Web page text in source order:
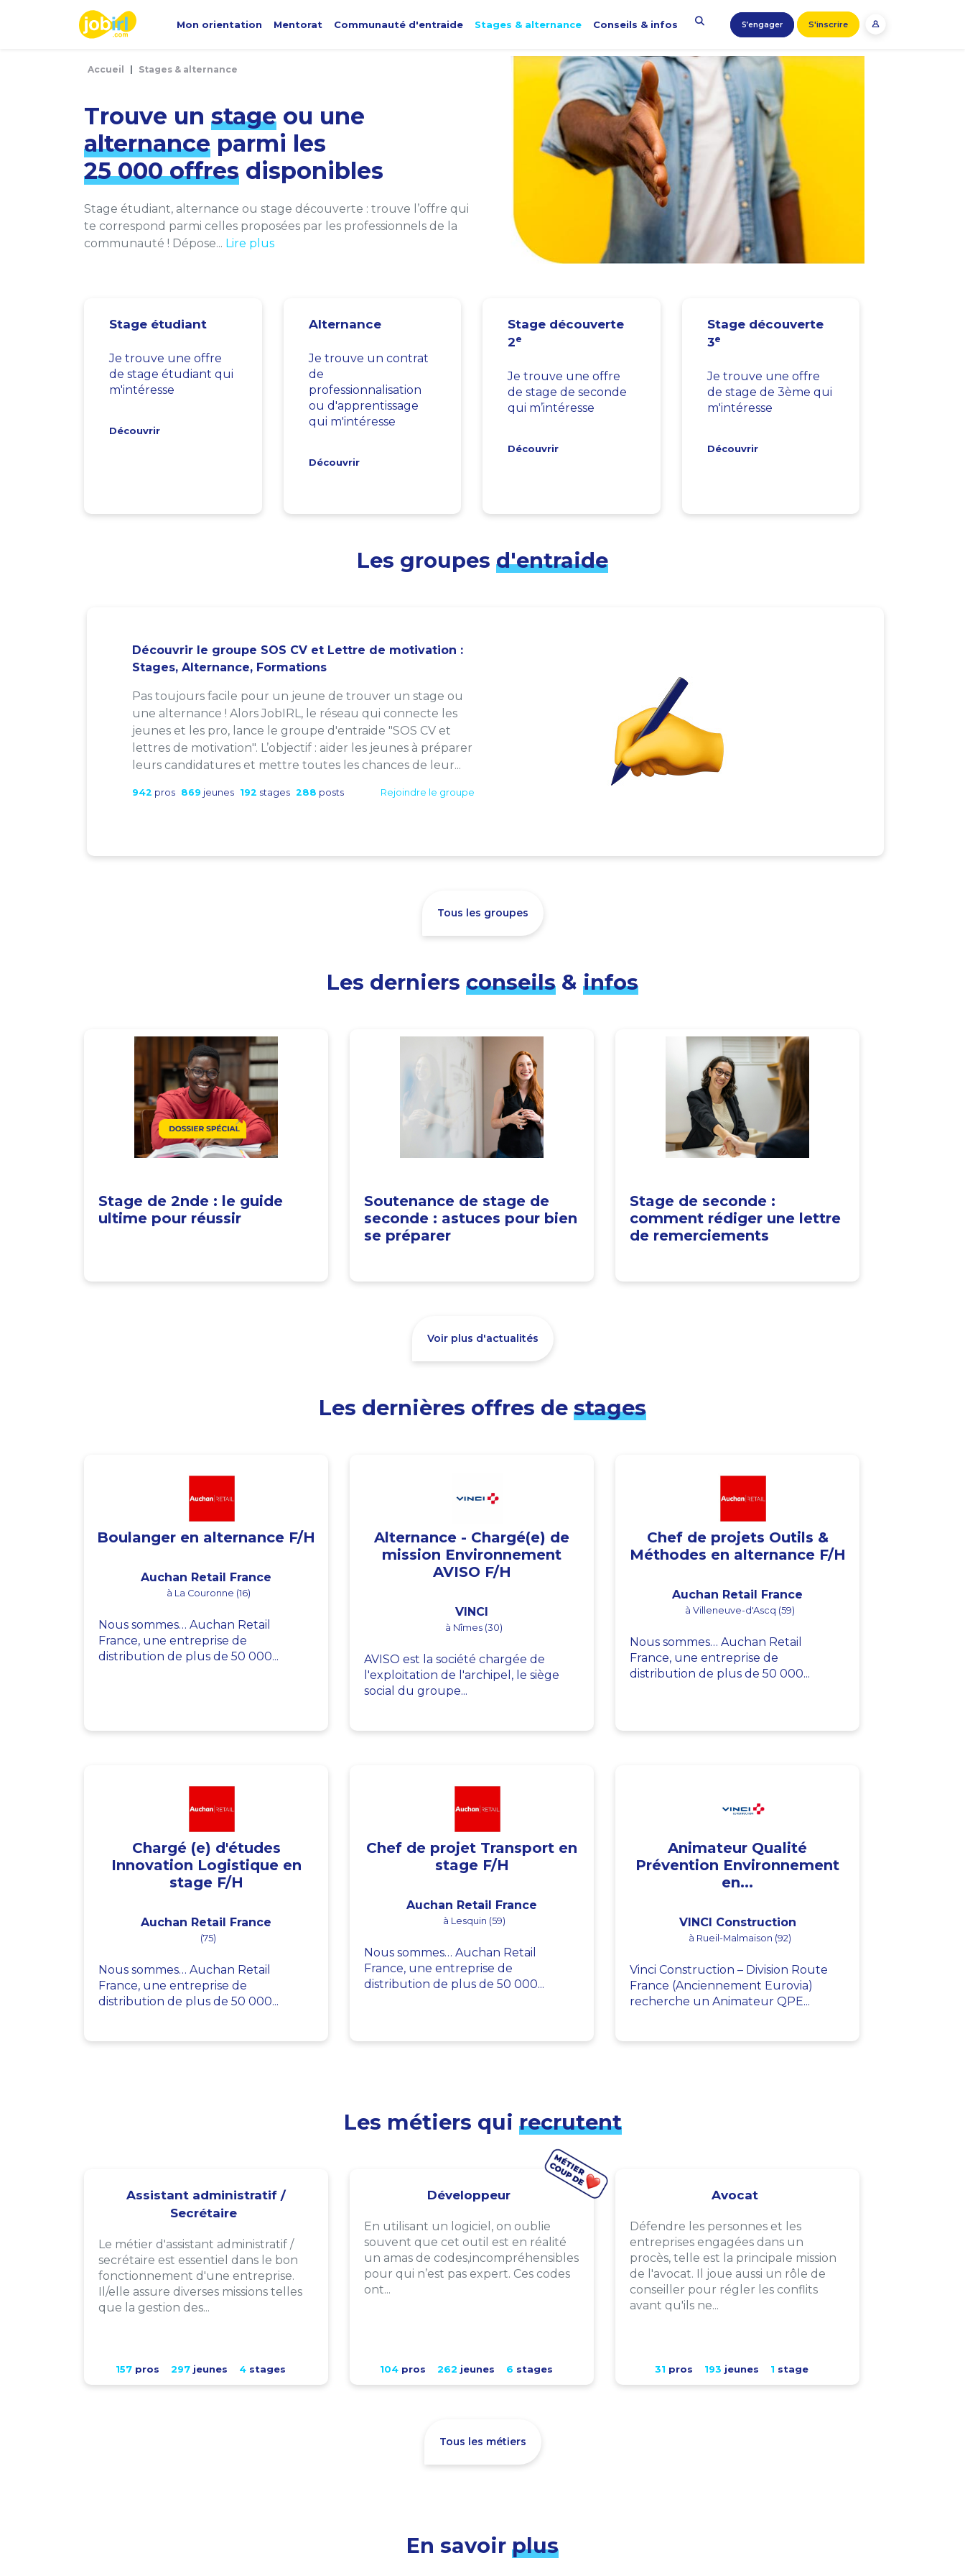
Mon orientation Mentorat Communauté d'entraide Stages & alternance Conseils & infos S’engager S'inscrire
Accueil Stages & alternance
Trouve un stage ou une
alternance parmi les
25 000 offres disponibles
Stage étudiant, alternance ou stage découverte : trouve l’offre qui
te correspond parmi celles proposées par les professionnels de la
communauté ! Dépose... Lire plus
Stage étudiant
Je trouve une offre
de stage étudiant qui
m'intéresse
Découvrir
Alternance
Je trouve un contrat
de
professionnalisation
ou d'apprentissage
qui m'intéresse
Découvrir
Stage découverte
2e
Je trouve une offre
de stage de seconde
qui m’intéresse
Découvrir
Stage découverte
3e
Je trouve une offre
de stage de 3ème qui
m'intéresse
Découvrir
Les groupes d'entraide
Découvrir le groupe SOS CV et Lettre de motivation :
Stages, Alternance, Formations
Pas toujours facile pour un jeune de trouver un stage ou
une alternance ! Alors JobIRL, le réseau qui connecte les
jeunes et les pro, lance le groupe d'entraide "SOS CV et
lettres de motivation". L’objectif : aider les jeunes à préparer
leurs candidatures et mettre toutes les chances de leur...
942 pros 869 jeunes 192 stages 288 posts Rejoindre le groupe
Tous les groupes
Les derniers conseils & infos
Stage de 2nde : le guide
ultime pour réussir
Soutenance de stage de
seconde : astuces pour bien
se préparer
Stage de seconde :
comment rédiger une lettre
de remerciements
Voir plus d'actualités
Les dernières offres de stages
Boulanger en alternance F/H
Auchan Retail France
à La Couronne (16)
Nous sommes… Auchan Retail
France, une entreprise de
distribution de plus de 50 000...
Alternance - Chargé(e) de
mission Environnement
AVISO F/H
VINCI
à Nîmes (30)
AVISO est la société chargée de
l'exploitation de l'archipel, le siège
social du groupe...
Chef de projets Outils &
Méthodes en alternance F/H
Auchan Retail France
à Villeneuve-d'Ascq (59)
Nous sommes… Auchan Retail
France, une entreprise de
distribution de plus de 50 000...
Chargé (e) d'études
Innovation Logistique en
stage F/H
Auchan Retail France
(75)
Nous sommes… Auchan Retail
France, une entreprise de
distribution de plus de 50 000...
Chef de projet Transport en
stage F/H
Auchan Retail France
à Lesquin (59)
Nous sommes… Auchan Retail
France, une entreprise de
distribution de plus de 50 000...
Animateur Qualité
Prévention Environnement
en...
VINCI Construction
à Rueil-Malmaison (92)
Vinci Construction – Division Route
France (Anciennement Eurovia)
recherche un Animateur QPE...
Les métiers qui recrutent
Assistant administratif /
Secrétaire
Le métier d'assistant administratif /
secrétaire est essentiel dans le bon
fonctionnement d'une entreprise.
Il/elle assure diverses missions telles
que la gestion des...
157pros 297jeunes 4stages
Développeur
En utilisant un logiciel, on oublie
souvent que cet outil est en réalité
un amas de codes,incompréhensibles
pour qui n’est pas expert. Ces codes
ont...
104pros 262 jeunes 6 stages
Avocat
Défendre les personnes et les
entreprises engagées dans un
procès, telle est la principale mission
de l'avocat. Il joue aussi un rôle de
conseiller pour régler les conflits
avant qu'ils ne...
31 pros 193 jeunes 1 stage
Tous les métiers
En savoir plus
Panneau de gestion des cookies